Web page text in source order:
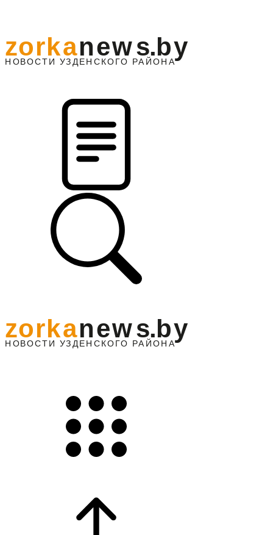
НО ВОСТИ УЗДЕНС КО ГО РАЙОНА
zorkanews.by